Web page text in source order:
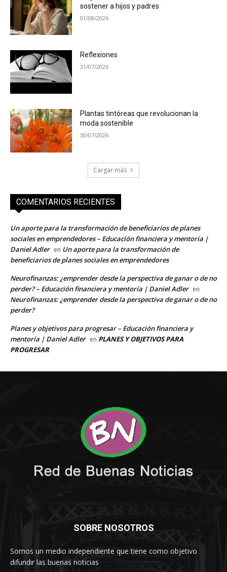
SOBRE NOSOTROS
Somos un medio independiente que tiene como objetivo
difundir las buenas noticias